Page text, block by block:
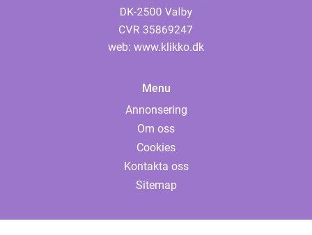
web: www.klikko.dk
Menu
Annonsering
Om oss
Cookies
Kontakta oss
Sitemap